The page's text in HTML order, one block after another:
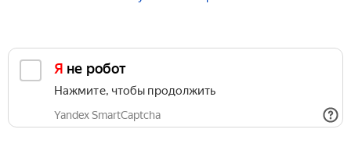
Я не робот
Нажмите, чтобы продолжить
Yandex SmartCaptcha